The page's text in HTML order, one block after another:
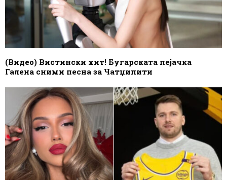
(Видео) Вистински хит! Бугарската пејачка
Галена сними песна за Чатџипити